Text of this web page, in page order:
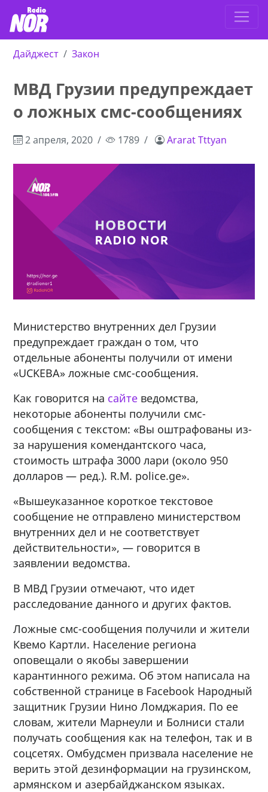
Дайджест Закон
МВД Грузии предупреждает
о ложных смс-сообщениях
2 апреля, 2020 1789 Ararat Tttyan
Министерство внутренних дел Грузии
предупреждает граждан о том, что
отдельные абоненты получили от имени
«UCKEBA» ложные смс-сообщения.
Как говорится на сайте ведомства,
некоторые абоненты получили смс-
сообщения с текстом: «Вы оштрафованы из-
за нарушения комендантского часа,
стоимость штрафа 3000 лари (около 950
долларов — ред.). R.M. police.ge».
«Вышеуказанное короткое текстовое
сообщение не отправлено министерством
внутренних дел и не соответствует
действительности», — говорится в
заявлении ведомства.
В МВД Грузии отмечают, что идет
расследование данного и других фактов.
Ложные смс-сообщения получили и жители
Квемо Картли. Население региона
оповещали о якобы завершении
карантинного режима. Об этом написала на
собственной странице в Facebook Народный
защитник Грузии Нино Ломджария. По ее
словам, жители Марнеули и Болниси стали
получать сообщения как на телефон, так и в
соцсетях. Омбудсмен призвала население не
верить этой дезинформации на грузинском,
армянском и азербайджанском языках.